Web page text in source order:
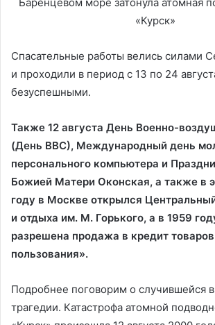
Спасательные работы велись силами
и проходили в период с 13 по 24
безуспешными.
Также 12 августа День Военно-
(День ВВС), Международный день
персонального компьютера и
Божией Матери Оконская, а также в
году в Москве открылся
и отдыха им. М. Горького, а в 1959
разрешена продажа в кредит
пользования».
Подробнее поговорим о случившейся в
трагедии. Катастрофа атомной